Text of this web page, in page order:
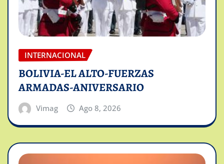
INTERNACIONAL
BOLIVIA-EL ALTO-FUERZAS
ARMADAS-ANIVERSARIO
Vimag Ago 8, 2026